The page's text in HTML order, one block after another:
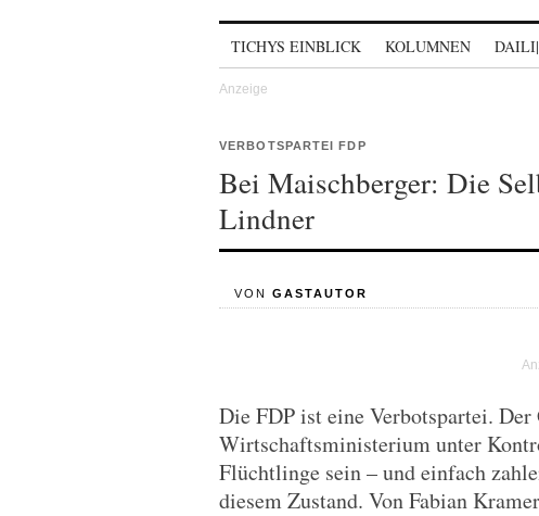
TICHYS EINBLICK KOLUMNEN
VERBOTSPARTEI FDP
Bei Maischberger: Die
Lindner
VON GASTAUTOR
Die FDP ist eine Verbotspartei. Der
Wirtschaftsministerium unter
Flüchtlinge sein – und einfach
diesem Zustand. Von Fabian Kramer